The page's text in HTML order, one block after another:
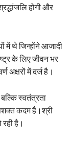
होगी और
में थे जिन्होंने आजादी
के लिए जीवन भर
अक्षरों में दर्ज है।
स्वतंत्रता
कदम है।श्री
है।